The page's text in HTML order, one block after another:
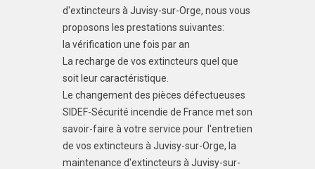
d'extincteurs à Juvisy-sur-Orge, nous vous
proposons les prestations suivantes:
la vérification une fois par an
La recharge de vos extincteurs quel que
soit leur caractéristique.
Le changement des pièces défectueuses
SIDEF-Sécurité incendie de France met son
savoir-faire à votre service pour l'entretien
de vos extincteurs à Juvisy-sur-Orge, la
maintenance d'extincteurs à Juvisy-sur-